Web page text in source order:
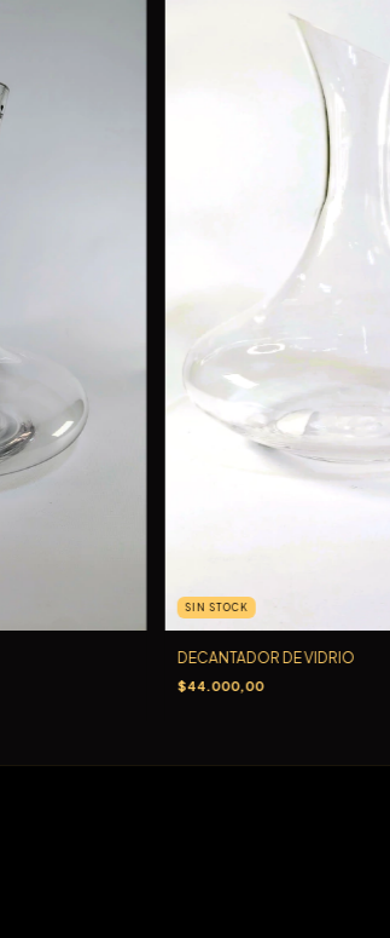
SIN STOCK
DECANTADOR DE VIDRIO
$44.000,00